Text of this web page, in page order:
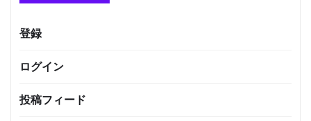
登録
ログイン
投稿フィード